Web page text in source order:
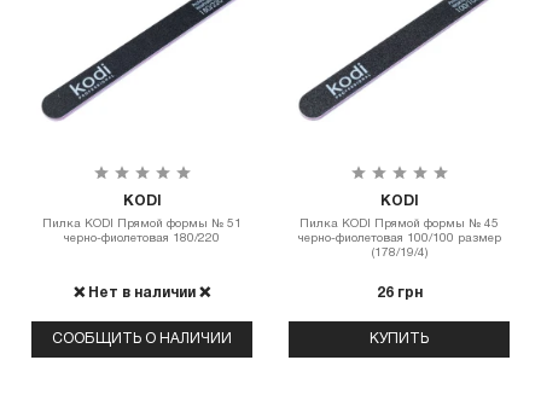
KODI
Пилка КODI Прямой формы № 51
черно-фиолетовая 180/220
❌ Нет в наличии ❌
СООБЩИТЬ О НАЛИЧИИ
KODI
Пилка КODI Прямой формы № 45
черно-фиолетовая 100/100 размер
(178/19/4)
26 грн
КУПИТЬ